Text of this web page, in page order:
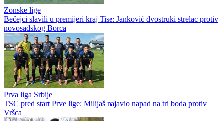
Zonske lige
Bečejci slavili u premijeri kraj Tise: Janković dvostruki strelac protiv
novosadskog Borca
Prva liga Srbije
TSC pred start Prve lige: Milijaš najavio napad na tri boda protiv
Vršca